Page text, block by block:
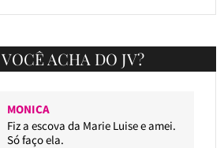
ACHA DO JV?
MONICA
Fiz a escova da Marie Luise e amei.
Só faço ela.